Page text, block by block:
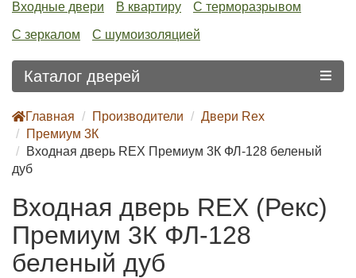
Входные двери В квартиру С терморазрывом
С зеркалом С шумоизоляцией
Каталог дверей
Главная Производители
Двери Rex
Премиум 3К
Входная дверь REX Премиум 3К ФЛ-128 беленый
дуб
Входная дверь REX (Рекс)
Премиум 3К ФЛ-128
беленый дуб